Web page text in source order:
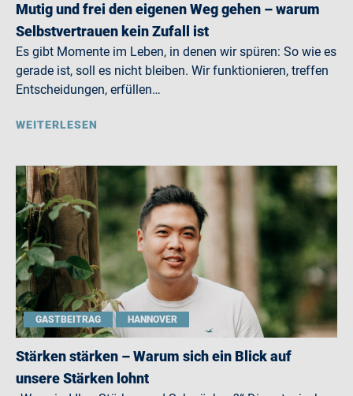
Mutig und frei den eigenen Weg gehen – warum
Selbstvertrauen kein Zufall ist
Es gibt Momente im Leben, in denen wir spüren: So wie es
gerade ist, soll es nicht bleiben. Wir funktionieren, treffen
Entscheidungen, erfüllen…
WEITERLESEN
GASTBEITRAG HANNOVER
Stärken stärken – Warum sich ein Blick auf
unsere Stärken lohnt